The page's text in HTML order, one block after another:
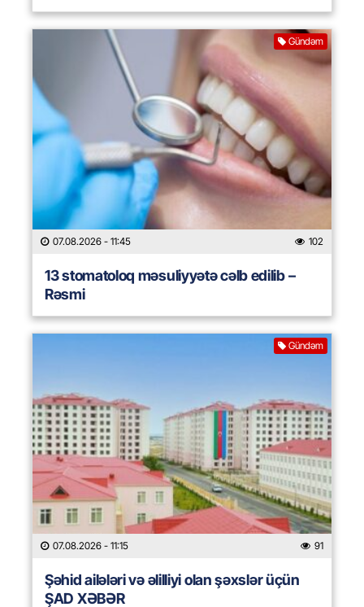
Gündəm
07.08.2026 - 11:45 102
13 stomatoloq məsuliyyətə cəlb edilib –
Rəsmi
Gündəm
07.08.2026 - 11:15 91
Şəhid ailələri və əlilliyi olan şəxslər üçün
ŞAD XƏBƏR